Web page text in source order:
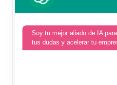
Soy tu mejor aliado de IA
tus dudas y acelerar tu